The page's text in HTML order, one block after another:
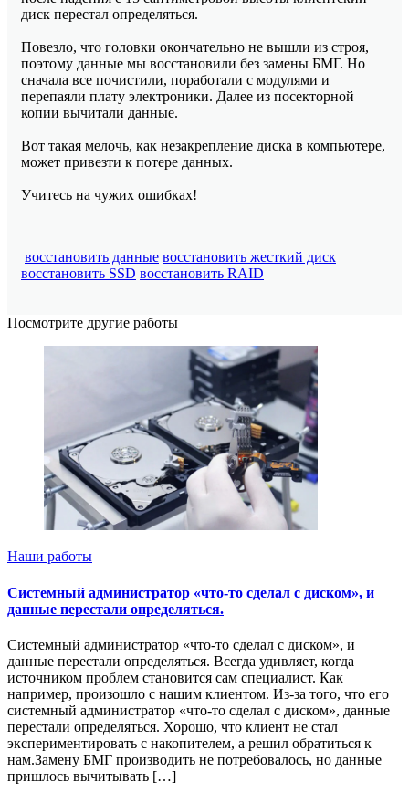
диск перестал определяться.
Повезло, что головки окончательно не вышли из строя,
поэтому данные мы восстановили без замены БМГ. Но
сначала все почистили, поработали с модулями и
перепаяли плату электроники. Далее из посекторной
копии вычитали данные.
Вот такая мелочь, как незакрепление диска в компьютере,
может привезти к потере данных.
Учитесь на чужих ошибках!
восстановить данные восстановить жесткий диск
восстановить SSD восстановить RAID
Посмотрите другие работы
Наши работы
Системный администратор «что-то сделал с диском», и
данные перестали определяться.
Системный администратор «что-то сделал с диском», и
данные перестали определяться. Всегда удивляет, когда
источником проблем становится сам специалист. Как
например, произошло с нашим клиентом. Из-за того, что его
системный администратор «что-то сделал с диском», данные
перестали определяться. Хорошо, что клиент не стал
экспериментировать с накопителем, а решил обратиться к
нам.Замену БМГ производить не потребовалось, но данные
пришлось вычитывать […]